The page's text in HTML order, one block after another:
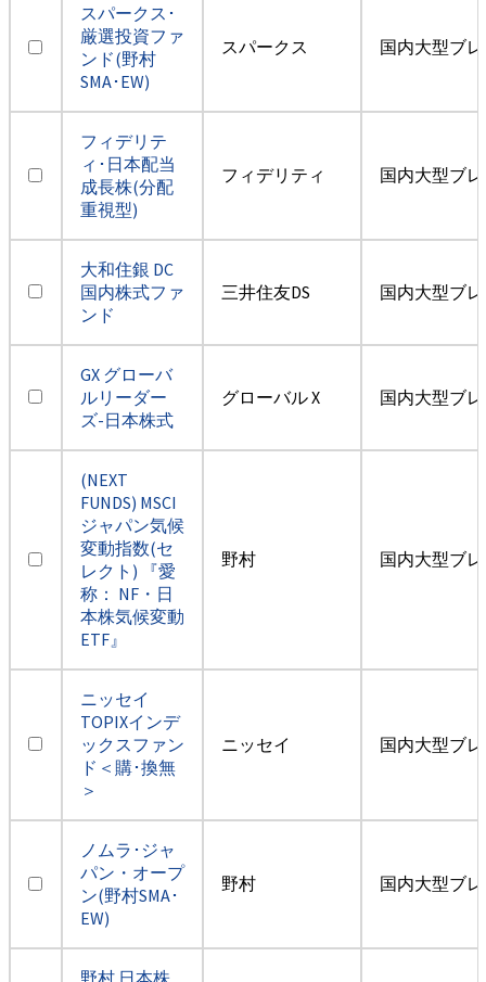
スパークス･
厳選投資ファ
ンド(野村
SMA･EW)
スパークス 国内大型ブ
フィデリテ
ィ･日本配当
成長株(分配
重視型)
フィデリティ 国内大型ブ
大和住銀 DC
国内株式ファ
ンド
三井住友DS 国内大型ブ
GX グローバ
ルリーダー
ズ-日本株式
グローバル X 国内大型ブ
(NEXT
FUNDS) MSCI
ジャパン気候
変動指数(セ
レクト) 『愛
称： NF・日
本株気候変動
ETF』
野村 国内大型ブ
ニッセイ
TOPIXインデ
ックスファン
ド＜購･換無
＞
ニッセイ 国内大型ブ
ノムラ･ジャ
パン・オープ
ン(野村SMA･
EW)
野村 国内大型ブ
野村 日本株